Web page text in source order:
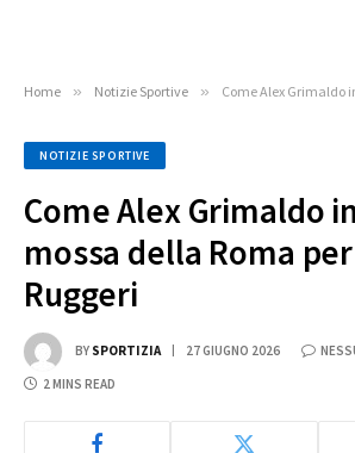
Home » Notizie Sportive » Come Alex Grimaldo incide sulla
NOTIZIE SPORTIVE
Come Alex Grimaldo
mossa della Roma
Ruggeri
BY SPORTIZIA 27 GIUGNO 2026
2 MINS READ